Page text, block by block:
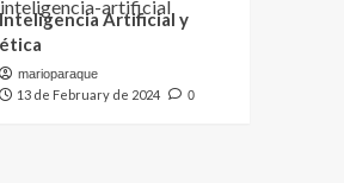
Inteligencia Artificial y
ética
marioparaque
13 de February de 2024 0